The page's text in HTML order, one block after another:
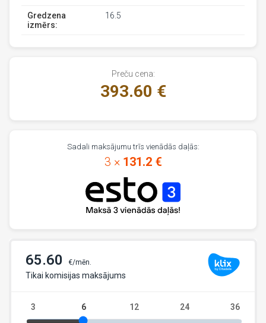
Gredzena
izmērs:
16.5
Preču cena:
393.60 €
Sadali maksājumu trīs vienādās daļās:
3 × 131.2 €